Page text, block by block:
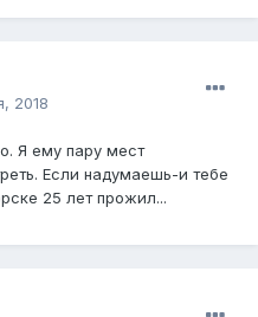
2018
Я ему пару мест
Если надумаешь-и тебе
25 лет прожил...